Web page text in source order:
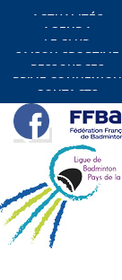
ACTUALITÉS
AGENDA
LE CLUB
SAISON SPORTIVE
RESSOURCES
PRIVE CONNEXION
CONTACTS